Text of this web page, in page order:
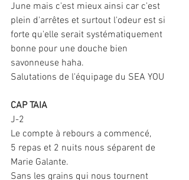
June mais c'est mieux ainsi car c'est
plein d'arrêtes et surtout l'odeur est si
forte qu'elle serait systématiquement
bonne pour une douche bien
savonneuse haha.
Salutations de l'équipage du SEA YOU
CAP TAIA
J-2
Le compte à rebours a commencé,
5 repas et 2 nuits nous séparent de
Marie Galante.
Sans les grains qui nous tournent